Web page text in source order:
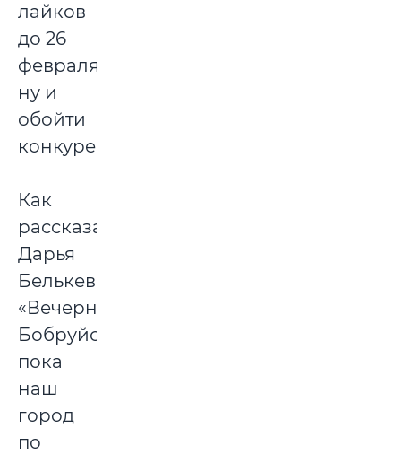
лайков
до 26
февраля,
ну и
обойти
конкурентов.
Как
рассказала
Дарья
Белькевич
«Вечернему
Бобруйску»,
пока
наш
город
по